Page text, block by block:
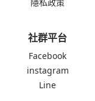
社群平台
Facebook
instagram
Line